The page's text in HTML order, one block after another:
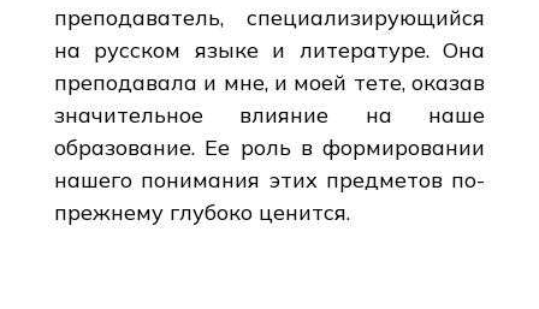
преподаватель, специализирующийся
на русском языке и литературе. Она
преподавала и мне, и моей тете, оказав
значительное влияние на наше
образование. Ее роль в формировании
нашего понимания этих предметов по-
прежнему глубоко ценится.